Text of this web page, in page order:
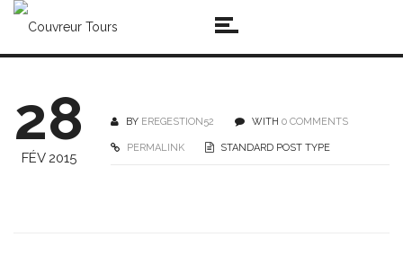
28
FÉV 2015
BY EREGESTION52 WITH 0 COMMENTS
PERMALINK STANDARD POST TYPE